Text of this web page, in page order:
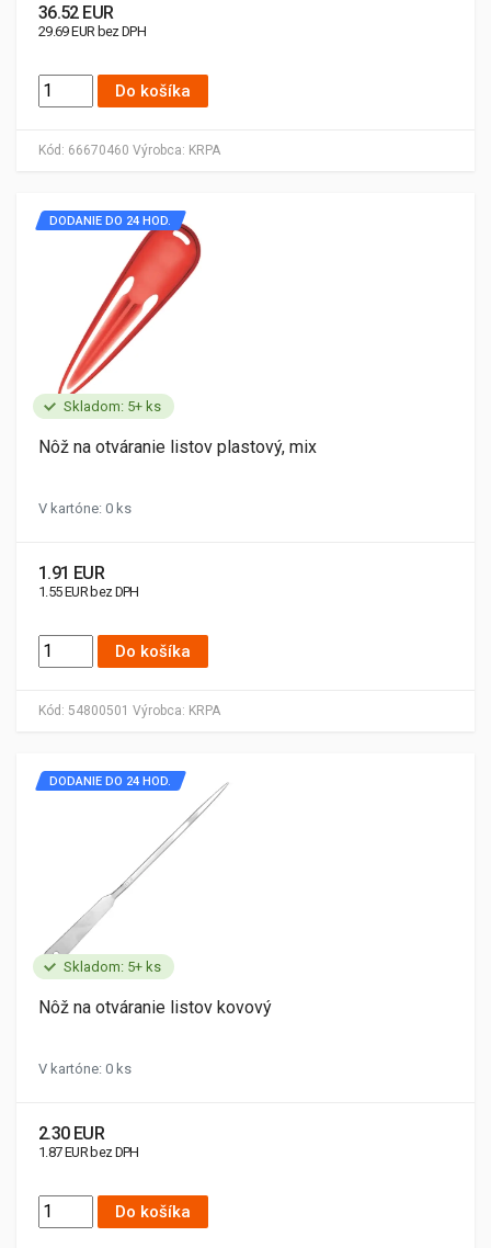
Kód: 66670460 Výrobca: KRPA
36.52 EUR
29.69 EUR bez DPH
Do košíka
Skladom: 5+ ks
Kód: 54800501 Výrobca: KRPA
DODANIE DO 24 HOD.
Nôž na otváranie listov plastový, mix
V kartóne: 0 ks
1.91 EUR
1.55 EUR bez DPH
Do košíka
Skladom: 5+ ks
DODANIE DO 24 HOD.
Nôž na otváranie listov kovový
V kartóne: 0 ks
2.30 EUR
1.87 EUR bez DPH
Do košíka